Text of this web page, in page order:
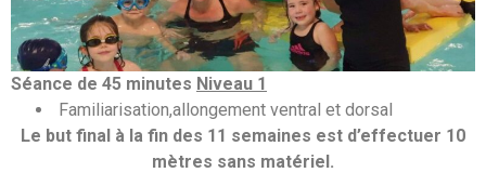
Séance de 45 minutes Niveau 1
Familiarisation,allongement ventral et dorsal
Le but final à la fin des 11 semaines est d’effectuer 10
mètres sans matériel.